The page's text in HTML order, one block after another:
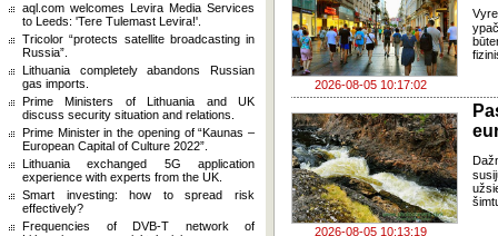
aql.com welcomes Levira Media Services
to Leeds: 'Tere Tulemast Levira!'.
Tricolor “protects satellite broadcasting in
Russia”.
Lithuania completely abandons Russian
gas imports.
Prime Ministers of Lithuania and UK
discuss security situation and relations.
Prime Minister in the opening of “Kaunas –
European Capital of Culture 2022”.
Lithuania exchanged 5G application
experience with experts from the UK.
Smart investing: how to spread risk
effectively?
Frequencies of DVB-T network of
2026-08-05 10:17:02
2026-08-05 10:13:19